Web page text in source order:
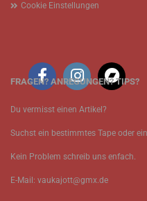
Cookie Einstellungen
FRAGEN? ANREGUNGEN? TIPS?
Du vermisst einen Artikel?
Suchst ein bestimmtes Tape oder
Kein Problem schreib uns enfach.
E-Mail: vaukajott@gmx.de